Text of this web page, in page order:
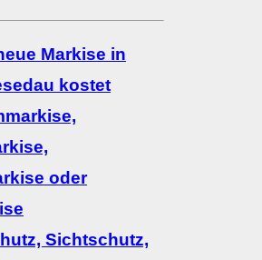
Markise in
kostet
oder
Sichtschutz,